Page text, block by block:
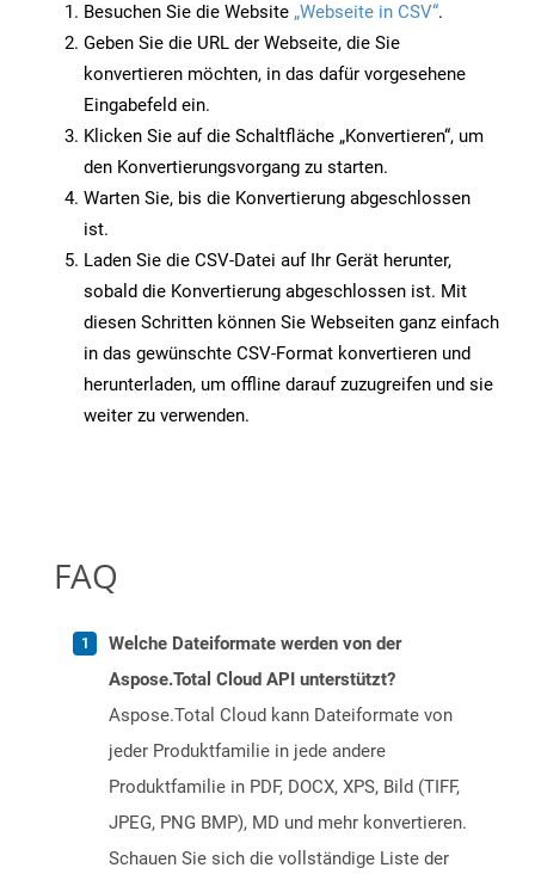
Besuchen Sie die Website „Webseite in CSV“.
Geben Sie die URL der Webseite, die Sie
konvertieren möchten, in das dafür vorgesehene
Eingabefeld ein.
Klicken Sie auf die Schaltfläche „Konvertieren“, um
den Konvertierungsvorgang zu starten.
Warten Sie, bis die Konvertierung abgeschlossen
ist.
Laden Sie die CSV-Datei auf Ihr Gerät herunter,
sobald die Konvertierung abgeschlossen ist. Mit
diesen Schritten können Sie Webseiten ganz einfach
in das gewünschte CSV-Format konvertieren und
herunterladen, um offline darauf zuzugreifen und sie
weiter zu verwenden.
FAQ
Welche Dateiformate werden von der
Aspose.Total Cloud API unterstützt?
Aspose.Total Cloud kann Dateiformate von
jeder Produktfamilie in jede andere
Produktfamilie in PDF, DOCX, XPS, Bild (TIFF,
JPEG, PNG BMP), MD und mehr konvertieren.
Schauen Sie sich die vollständige Liste der